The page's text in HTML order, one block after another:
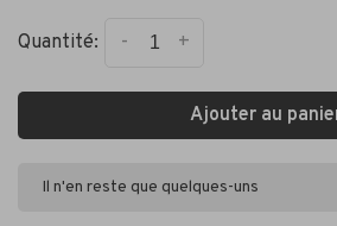
Quantité: +
-
Ajouter au
Il n'en reste que quelques-uns